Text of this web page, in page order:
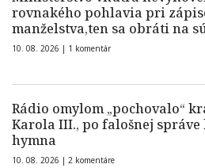
rovnakého pohlavia pri
manželstva,ten sa obráti na
10. 08. 2026 | 1 komentár
Rádio omylom „pochovalo“
Karola III., po falošnej
hymna
10. 08. 2026 | 2 komentáre